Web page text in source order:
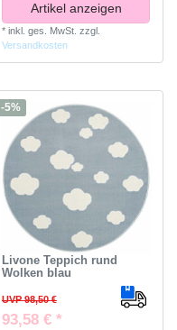
Artikel anzeigen
* inkl. ges. MwSt. zzgl.
Versandkosten
-5%
Livone Teppich rund
Wolken blau
UVP 98,50 €
93,58 € *